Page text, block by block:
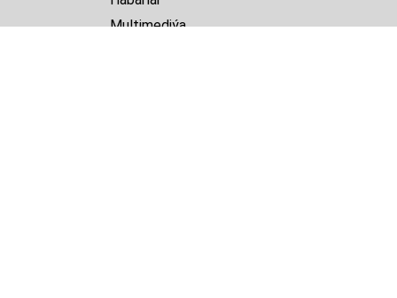
Multimediýa